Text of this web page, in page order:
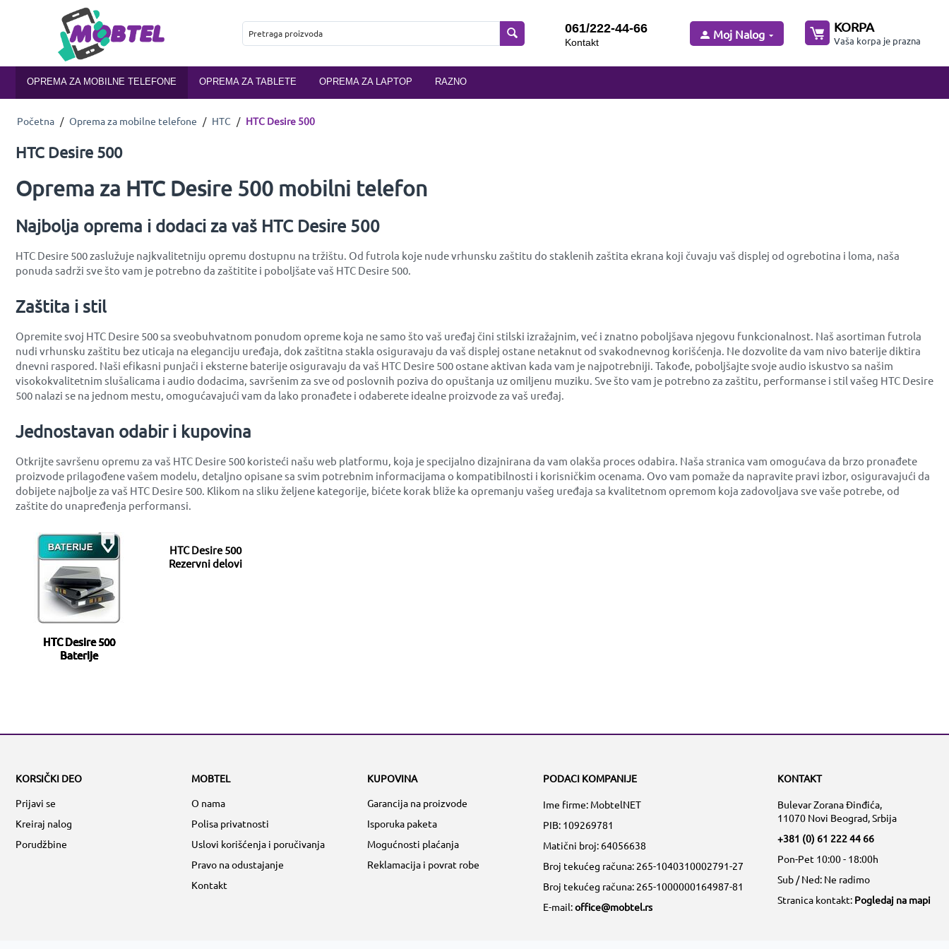
061/222-44-66
Kontakt
Moj Nalog KORPA
Vaša korpa je prazna
OPREMA ZA MOBILNE TELEFONE OPREMA ZA TABLETE OPREMA ZA LAPTOP RAZNO
Početna / Oprema za mobilne telefone / HTC / HTC Desire 500
HTC Desire 500
Oprema za HTC Desire 500 mobilni telefon
Najbolja oprema i dodaci za vaš HTC Desire 500
HTC Desire 500 zaslužuje najkvalitetniju opremu dostupnu na tržištu. Od futrola koje nude vrhunsku zaštitu do staklenih zaštita ekrana koji čuvaju vaš displej od ogrebotina i loma, naša
ponuda sadrži sve što vam je potrebno da zaštitite i poboljšate vaš HTC Desire 500.
Zaštita i stil
Opremite svoj HTC Desire 500 sa sveobuhvatnom ponudom opreme koja ne samo što vaš uređaj čini stilski izražajnim, već i znatno poboljšava njegovu funkcionalnost. Naš asortiman futrola
nudi vrhunsku zaštitu bez uticaja na eleganciju uređaja, dok zaštitna stakla osiguravaju da vaš displej ostane netaknut od svakodnevnog korišćenja. Ne dozvolite da vam nivo baterije diktira
dnevni raspored. Naši efikasni punjači i eksterne baterije osiguravaju da vaš HTC Desire 500 ostane aktivan kada vam je najpotrebniji. Takođe, poboljšajte svoje audio iskustvo sa našim
visokokvalitetnim slušalicama i audio dodacima, savršenim za sve od poslovnih poziva do opuštanja uz omiljenu muziku. Sve što vam je potrebno za zaštitu, performanse i stil vašeg HTC Desire
500 nalazi se na jednom mestu, omogućavajući vam da lako pronađete i odaberete idealne proizvode za vaš uređaj.
Jednostavan odabir i kupovina
Otkrijte savršenu opremu za vaš HTC Desire 500 koristeći našu web platformu, koja je specijalno dizajnirana da vam olakša proces odabira. Naša stranica vam omogućava da brzo pronađete
proizvode prilagođene vašem modelu, detaljno opisane sa svim potrebnim informacijama o kompatibilnosti i korisničkim ocenama. Ovo vam pomaže da napravite pravi izbor, osiguravajući da
dobijete najbolje za vaš HTC Desire 500. Klikom na sliku željene kategorije, bićete korak bliže ka opremanju vašeg uređaja sa kvalitetnom opremom koja zadovoljava sve vaše potrebe, od
zaštite do unapređenja performansi.
HTC Desire 500
Baterije
HTC Desire 500
Rezervni delovi
KORSIČKI DEO
Prijavi se
Kreiraj nalog
Porudžbine
MOBTEL
O nama
Polisa privatnosti
Uslovi korišćenja i poručivanja
Pravo na odustajanje
Kontakt
KUPOVINA
Garancija na proizvode
Isporuka paketa
Mogućnosti plaćanja
Reklamacija i povrat robe
PODACI KOMPANIJE
Ime firme: MobtelNET
PIB: 109269781
Matični broj: 64056638
Broj tekućeg računa: 265-1040310002791-27
Broj tekućeg računa: 265-1000000164987-81
E-mail:office@mobtel.rs
KONTAKT
Bulevar Zorana Đinđića,
11070 Novi Beograd, Srbija
+381 (0) 61 222 44 66
Pon-Pet 10:00 - 18:00h
Sub / Ned: Ne radimo
Stranica kontakt: Pogledaj na mapi